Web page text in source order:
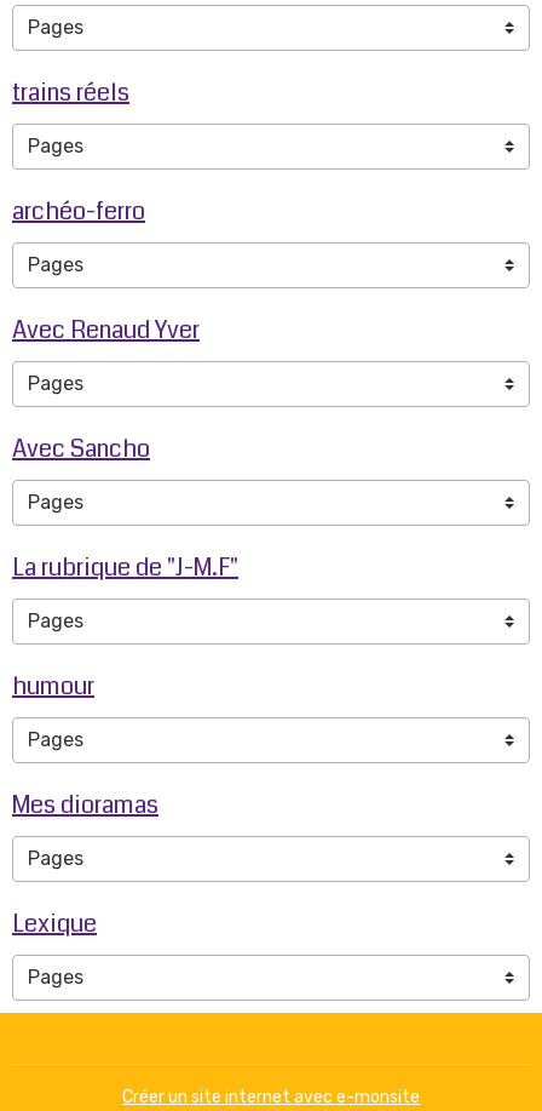
trains réels
archéo-ferro
Avec Renaud Yver
Avec Sancho
La rubrique de "J-M.F"
humour
Mes dioramas
Lexique
Créer un site internet avec e-monsite